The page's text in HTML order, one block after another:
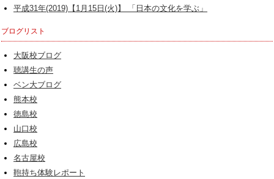
平成31年(2019)【1月15日(火)】 「日本の文化を学ぶ」
ブログリスト
大阪校ブログ
聴講生の声
ベン大ブログ
熊本校
徳島校
山口校
広島校
名古屋校
鞄持ち体験レポート